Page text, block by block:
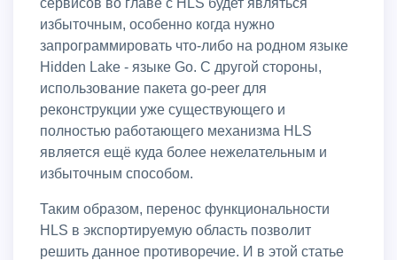
избыточным, особенно когда нужно
запрограммировать что-либо на родном языке
Hidden Lake - языке Go. С другой стороны,
использование пакета go-peer для
реконструкции уже существующего и
полностью работающего механизма HLS
является ещё куда более нежелательным и
избыточным способом.
Таким образом, перенос функциональности
HLS в экспортируемую область позволит
решить данное противоречие. И в этой статье